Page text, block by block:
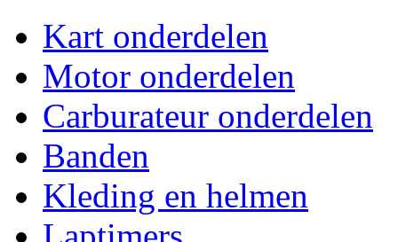
Kart onderdelen
Motor onderdelen
Carburateur onderdelen
Banden
Kleding en helmen